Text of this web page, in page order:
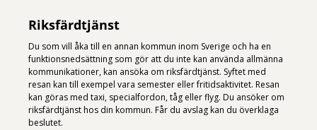
Riksfärdtjänst
Du som vill åka till en annan kommun inom Sverige och ha en
funktionsnedsättning som gör att du inte kan använda allmänna
kommunikationer, kan ansöka om riksfärdtjänst. Syftet med
resan kan till exempel vara semester eller fritidsaktivitet. Resan
kan göras med taxi, specialfordon, tåg eller flyg. Du ansöker om
riksfärdtjänst hos din kommun. Får du avslag kan du överklaga
beslutet.